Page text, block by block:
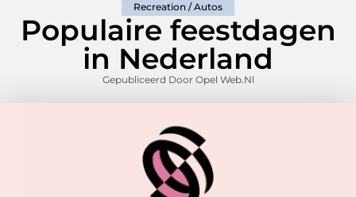
Recreation / Autos
Populaire feestdagen
in Nederland
Gepubliceerd Door Opel Web.nl